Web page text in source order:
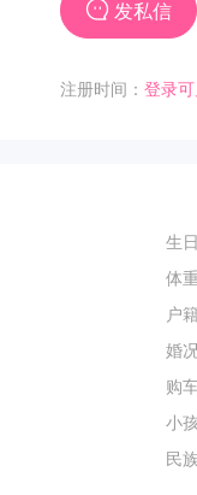
发私信
注册时间： 登录
生
体
户
婚
购
小
民